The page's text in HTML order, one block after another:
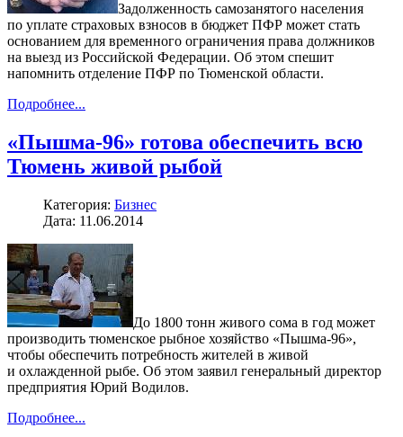
Задолженность самозанятого населения
по уплате страховых взносов в бюджет ПФР может стать
основанием для временного ограничения права должников
на выезд из Российской Федерации. Об этом спешит
напомнить отделение ПФР по Тюменской области.
Подробнее...
«Пышма-96» готова обеспечить всю
Тюмень живой рыбой
Категория: Бизнес
Дата: 11.06.2014
До 1800 тонн живого сома в год может
производить тюменское рыбное хозяйство «Пышма-96»,
чтобы обеспечить потребность жителей в живой
и охлажденной рыбе. Об этом заявил генеральный директор
предприятия Юрий Водилов.
Подробнее...